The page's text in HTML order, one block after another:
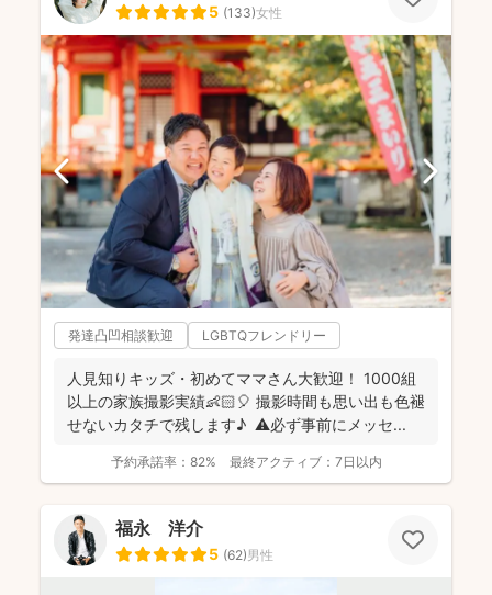
5 (133)女性
発達凸凹相談歓迎 LGBTQフレンドリー
人見知りキッズ・初めてママさん大歓迎！ 1000組
以上の家族撮影実績👶🏻🎈 撮影時間も思い出も色褪
せないカタチで残します♪ ⚠️必ず事前にメッセ...
予約承諾率： 82% 最終アクティブ： 7日以内
福永 洋介
5 (62)男性